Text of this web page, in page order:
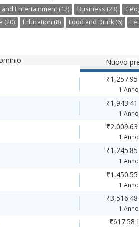
Entertainment (12) Business (23)
(20)
Education (8) Food and Drink (6)
Nuovo
1 Anno
1 Anno
1 Anno
1 Anno
1 Anno
1 Anno
₹617.58